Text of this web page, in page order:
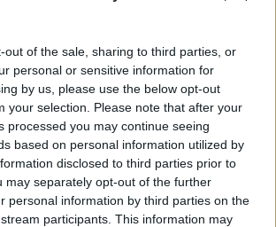
out of the sale, sharing to third parties, or
personal or sensitive information for
by us, please use the below opt-out
your selection. Please note that after your
processed you may continue seeing
based on personal information utilized by
disclosed to third parties prior to
may separately opt-out of the further
personal information by third parties on the
participants. This information may
η G7 επιβεβαίωσε ότι
ασφάλειας και η μείωση της
κρίσιμα γεωστρατηγικά
τα Στενά του Ορμούζ.